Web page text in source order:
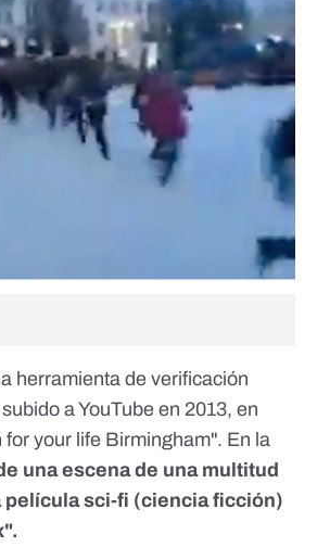
herramienta de verificación
a YouTube en 2013, en
your life Birmingham". En la
una escena de una multitud
película sci-fi (ciencia ficción)